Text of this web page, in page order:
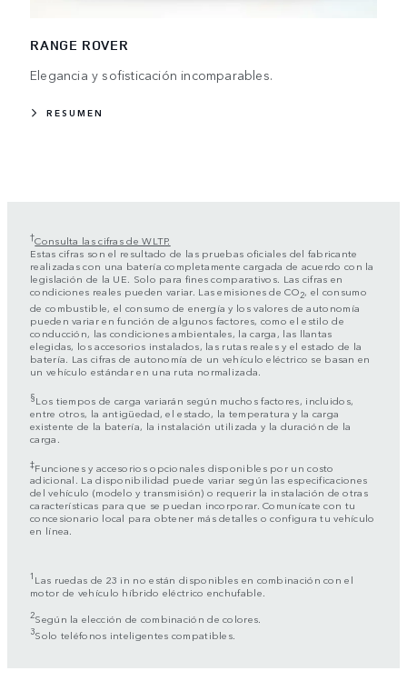
RANGE ROVER
Elegancia y sofisticación incomparables.
RESUMEN
†Consulta las cifras de WLTP.
Estas cifras son el resultado de las pruebas oficiales del fabricante
realizadas con una batería completamente cargada de acuerdo con la
legislación de la UE. Solo para fines comparativos. Las cifras en
condiciones reales pueden variar. Las emisiones de CO2, el consumo
de combustible, el consumo de energía y los valores de autonomía
pueden variar en función de algunos factores, como el estilo de
conducción, las condiciones ambientales, la carga, las llantas
elegidas, los accesorios instalados, las rutas reales y el estado de la
batería. Las cifras de autonomía de un vehículo eléctrico se basan en
un vehículo estándar en una ruta normalizada.
§Los tiempos de carga variarán según muchos factores, incluidos,
entre otros, la antigüedad, el estado, la temperatura y la carga
existente de la batería, la instalación utilizada y la duración de la
carga.
‡Funciones y accesorios opcionales disponibles por un costo
adicional. La disponibilidad puede variar según las especificaciones
del vehículo (modelo y transmisión) o requerir la instalación de otras
características para que se puedan incorporar. Comunícate con tu
concesionario local para obtener más detalles o configura tu vehículo
en línea.
1 Las ruedas de 23 in no están disponibles en combinación con el
motor de vehículo híbrido eléctrico enchufable.
2Según la elección de combinación de colores.
3Solo teléfonos inteligentes compatibles.